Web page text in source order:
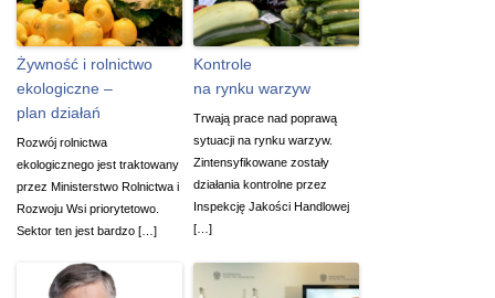
Żywność i rolnictwo
ekologiczne –
plan działań
Rozwój rolnictwa
ekologicznego jest traktowany
przez Ministerstwo Rolnictwa i
Rozwoju Wsi priorytetowo.
Sektor ten jest bardzo […]
Kontrole
na rynku warzyw
Trwają prace nad poprawą
sytuacji na rynku warzyw.
Zintensyfikowane zostały
działania kontrolne przez
Inspekcję Jakości Handlowej
[…]